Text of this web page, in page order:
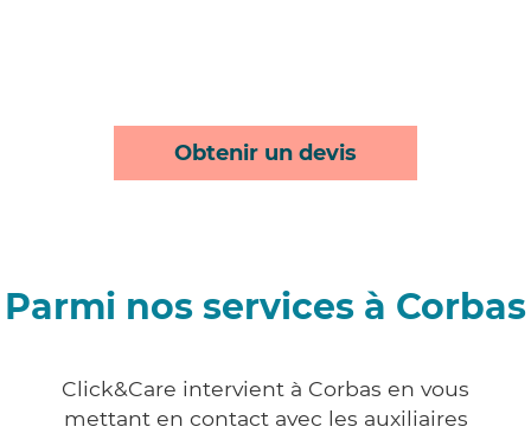
Obtenir un devis
Parmi nos services à Corbas
Click&Care intervient à Corbas en vous
mettant en contact avec les auxiliaires